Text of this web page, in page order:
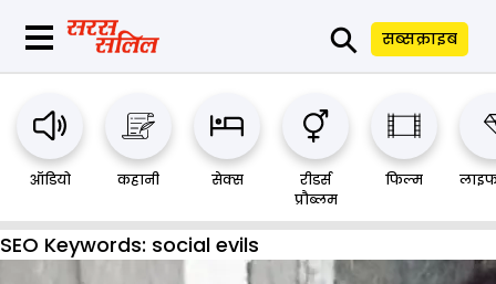
⚲ सब्सक्राइब
ऑडियो कहानी सेक्स
रीडर्स
प्रौब्लम
फिल्म
SEO Keywords: social evils